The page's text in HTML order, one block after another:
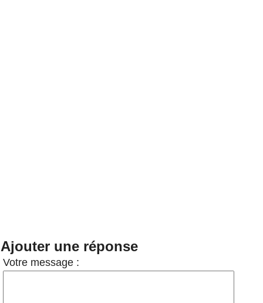
Ajouter une réponse
Votre message :